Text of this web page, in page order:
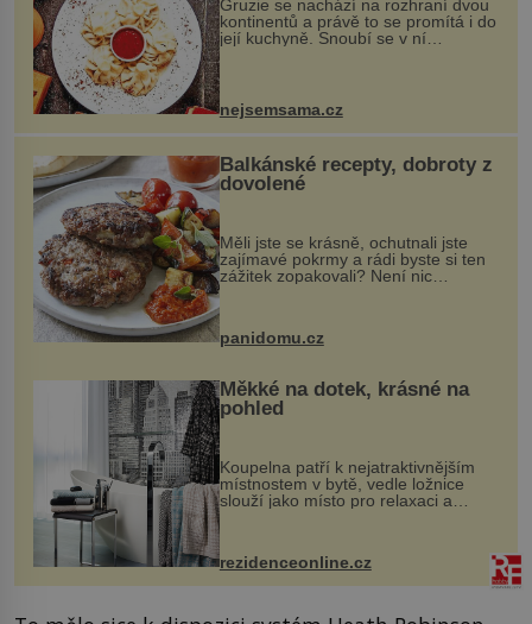
Gruzie se nachází na rozhraní dvou
kontinentů a právě to se promítá i do
její kuchyně. Snoubí se v ní
evropské a asijské chutě a díky tomu
pokrmy, které rozhodně st...
nejsemsama.cz
Balkánské recepty, dobroty z
dovolené
Měli jste se krásně, ochutnali jste
zajímavé pokrmy a rádi byste si ten
zážitek zopakovali? Není nic
snazšího. Pljeskavica (10 porcí)
Možná jste ji ochutnali na dovolené v
panidomu.cz
Měkké na dotek, krásné na
pohled
Koupelna patří k nejatraktivnějším
místnostem v bytě, vedle ložnice
slouží jako místo pro relaxaci a
odpočinek. Koupelnový textil –
ručníky, osušky a koberečky –
mohou jako mávnutím kouzelného
proutku...
rezidenceonline.cz